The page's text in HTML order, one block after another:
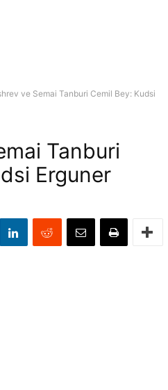
ve Semai Tanburi Cemil Bey: Kudsi
Tanburi
Erguner